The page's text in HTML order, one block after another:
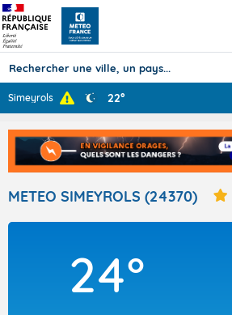
Prévisions
TOUS LES RÉSULTATS
Articles
Simeyrols 22°
METEO SIMEYROLS (24370)
24°